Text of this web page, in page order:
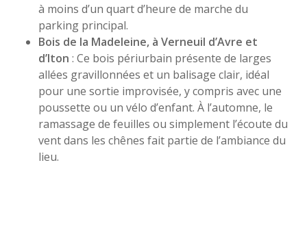
à moins d’un quart d’heure de marche du
parking principal.
Bois de la Madeleine, à Verneuil d’Avre et
d’Iton : Ce bois périurbain présente de larges
allées gravillonnées et un balisage clair, idéal
pour une sortie improvisée, y compris avec une
poussette ou un vélo d’enfant. À l’automne, le
ramassage de feuilles ou simplement l’écoute du
vent dans les chênes fait partie de l’ambiance du
lieu.